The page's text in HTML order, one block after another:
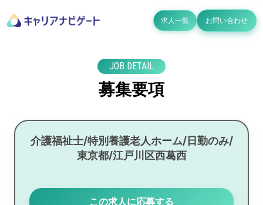
求人一覧 お問い合わせ
JOB DETAIL
募集要項
介護福祉士/特別養護老人ホーム/日勤のみ/
東京都/江戸川区西葛西
この求人に応募する